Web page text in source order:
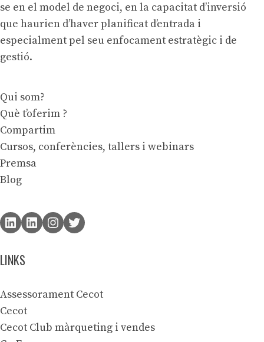
se en el model de negoci, en la capacitat d’inversió
que haurien d’haver planificat d’entrada i
especialment pel seu enfocament estratègic i de
gestió.
Qui som?
Què t’oferim ?
Compartim
Cursos, conferències, tallers i webinars
Premsa
Blog
LINKS
Assessorament Cecot
Cecot
Cecot Club màrqueting i vendes